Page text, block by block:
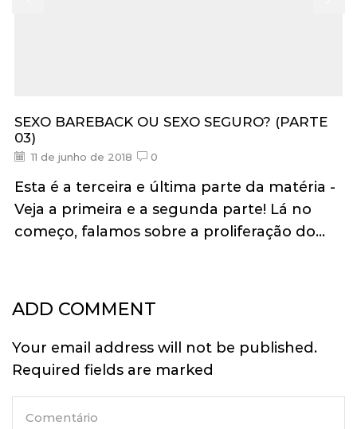
SEXO BAREBACK OU SEXO SEGURO? (PARTE
03)
11 de junho de 2018 0
Esta é a terceira e última parte da matéria -
Veja a primeira e a segunda parte! Lá no
começo, falamos sobre a proliferação do...
ADD COMMENT
Your email address will not be published.
Required fields are marked